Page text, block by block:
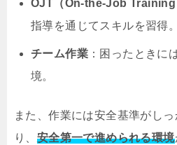
OJT（On-the-Job Training
指導を通じてスキルを習得。
チーム作業 ：困ったときに
境。
また、作業には安全基準がし
り、 安全第一で進められる環境